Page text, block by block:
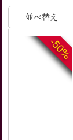
並べ替え
-50%